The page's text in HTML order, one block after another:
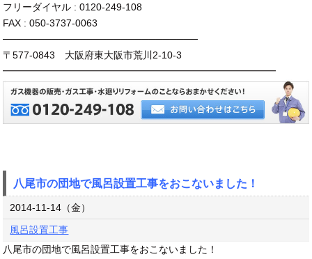
フリーダイヤル : 0120-249-108
FAX : 050-3737-0063
────────────────────────────
〒577-0843 大阪府東大阪市荒川2-10-3
━━━━━━━━━━━━━━━━━━━━━━━━━━━━
八尾市の団地で風呂設置工事をおこないました！
2014-11-14（金）
風呂設置工事
八尾市の団地で風呂設置工事をおこないました！